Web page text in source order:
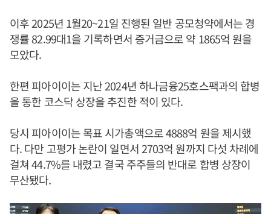
이후 2025년 1월20~21일 진행된 일반 공모청약에서는 경
쟁률 82.99대1을 기록하면서 증거금으로 약 1865억 원을
모았다.
한편 피아이이는 지난 2024년 하나금융25호스팩과의 합병
을 통한 코스닥 상장을 추진한 적이 있다.
당시 피아이이는 목표 시가총액으로 4888억 원을 제시했
다. 다만 고평가 논란이 일면서 2703억 원까지 다섯 차례에
걸쳐 44.7%를 내렸고 결국 주주들의 반대로 합병 상장이
무산됐다.